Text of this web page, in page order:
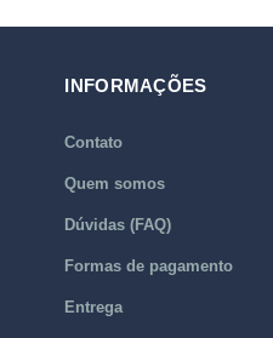
INFORMAÇÕES
Contato
Quem somos
Dúvidas (FAQ)
Formas de pagamento
Entrega